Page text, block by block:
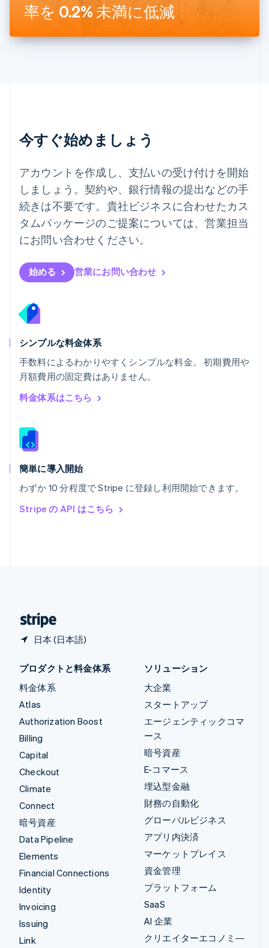
率を 0.2% 未満に低減
今すぐ始めましょう
アカウントを作成し、支払いの受け付けを開始
しましょう。契約や、銀行情報の提出などの手
続きは不要です。貴社ビジネスに合わせたカス
タムパッケージのご提案については、営業担当
にお問い合わせください。
始める 営業にお問い合わせ
シンプルな料金体系
手数料によるわかりやすくシンプルな料金。 初期費用や
月額費用の固定費はありません。
料金体系はこちら
簡単に導入開始
わずか 10 分程度で Stripe に登録し利用開始できます。
Stripe の API はこちら
日本 (日本語)
タイ
ไทยEnglish
チェコ共和国
ノルウェー
English
English
フィンランド
English Svenska
ブラジル
PortuguêsEnglish
フランス
Français English
English
ベルギー
ポーランド
English
PortuguêsEnglish
English
マレーシア
English简体中文
メキシコ
ラトビア
リトアニア
English
DeutschEnglish
English
プロダクトと料金体系
料金体系
Atlas
Authorization Boost
Billing
Capital
Checkout
Climate
Connect
暗号資産
Data Pipeline
Elements
Financial Connections
Identity
Invoicing
Issuing
Link
ソリューション
大企業
スタートアップ
エージェンティックコマ
ース
暗号資産
E-コマース
埋込型金融
財務の自動化
グローバルビジネス
アプリ内決済
マーケットプレイス
資金管理
プラットフォーム
SaaS
AI 企業
クリエイターエコノミ―